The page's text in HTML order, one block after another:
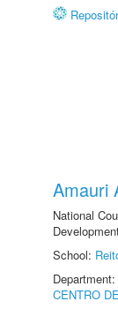
Amauri
National
School:
Department:
CENTRO